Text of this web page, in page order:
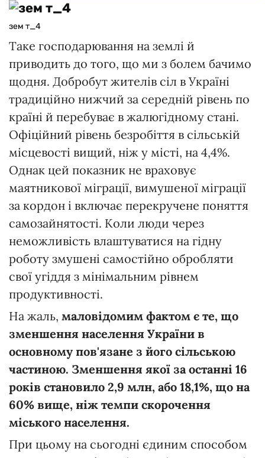
зем т_4
Таке господарювання на землі й
приводить до того, що ми з болем бачимо
щодня. Добробут жителів сіл в Україні
традиційно нижчий за середній рівень по
країні й перебуває в жалюгідному стані.
Офіційний рівень безробіття в сільській
місцевості вищий, ніж у місті, на 4,4%.
Однак цей показник не враховує
маятникової міграції, вимушеної міграції
за кордон і включає перекручене поняття
самозайнятості. Коли люди через
неможливість влаштуватися на гідну
роботу змушені самостійно обробляти
свої угіддя з мінімальним рівнем
продуктивності.
На жаль, маловідомим фактом є те, що
зменшення населення України в
основному пов'язане з його сільською
частиною. Зменшення якої за останні 16
років становило 2,9 млн, або 18,1%, що на
60% вище, ніж темпи скорочення
міського населення.
При цьому на сьогодні єдиним способом